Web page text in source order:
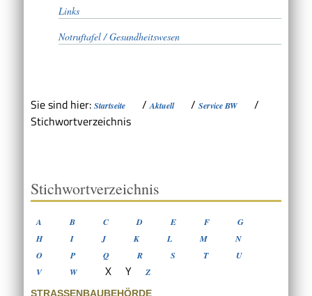
Links
Notruftafel / Gesundheitswesen
Sie sind hier: Startseite /Aktuell / Service BW
/
Stichwortverzeichnis
Stichwortverzeichnis
A B C D E F
G
H
I J K L M
N
O
P Q R S T
U
V
W X Y Z
STRASSENBAUBEHÖRDE